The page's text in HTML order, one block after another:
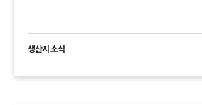
생산지 소식